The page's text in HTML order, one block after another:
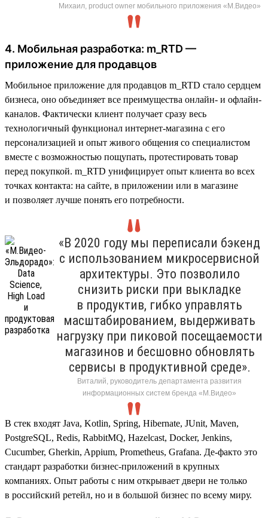
Михаил, product owner мобильного приложения «М.Видео»
4. Мобильная разработка: m_RTD —
приложение для продавцов
Мобильное приложение для продавцов m_RTD стало сердцем
бизнеса, оно объединяет все преимущества онлайн- и офлайн-
каналов. Фактически клиент получает сразу весь
технологичный функционал интернет-магазина с его
персонализацией и опыт живого общения со специалистом
вместе с возможностью пощупать, протестировать товар
перед покупкой. m_RTD унифицирует опыт клиента во всех
точках контакта: на сайте, в приложении или в магазине
и позволяет лучше понять его потребности.
«В 2020 году мы переписали бэкенд
с использованием микросервисной
архитектуры. Это позволило
снизить риски при выкладке
в продуктив, гибко управлять
масштабированием, выдерживать
нагрузку при пиковой посещаемости
магазинов и бесшовно обновлять
сервисы в продуктивной среде».
Виталий, руководитель департамента развития
информационных систем бренда «М.Видео»
В стек входят Java, Kotlin, Spring, Hibernate, JUnit, Maven,
PostgreSQL, Redis, RabbitMQ, Hazelcast, Docker, Jenkins,
Cucumber, Gherkin, Appium, Prometheus, Grafana. Де-факто это
стандарт разработки бизнес-приложений в крупных
компаниях. Опыт работы с ним открывает двери не только
в российский ретейл, но и в большой бизнес по всему миру.